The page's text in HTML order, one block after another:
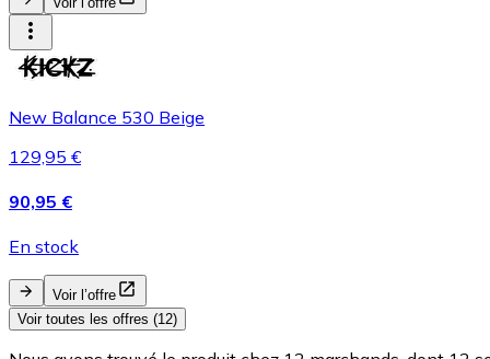
New Balance 530 Beige
129,95 €
90,95 €
En stock
Voir l’offre
Voir toutes les offres (12)